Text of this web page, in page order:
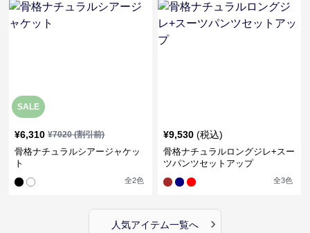
SALE
¥6,310 ¥7020(割引前)
骨格ナチュラルシアージャケッ
ト
全2色
¥9,530 (税込)
骨格ナチュラルロングジレ+スー
ツパンツセットアップ
全3色
人気アイテム一覧へ ›